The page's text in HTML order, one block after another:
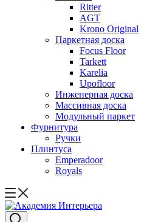
Ritter
AGT
Krono Original
Паркетная доска
Focus Floor
Tarkett
Karelia
Upofloor
Инженерная доска
Массивная доска
Модульный паркет
Фурнитура
Ручки
Плинтуса
Emperadoor
Royals